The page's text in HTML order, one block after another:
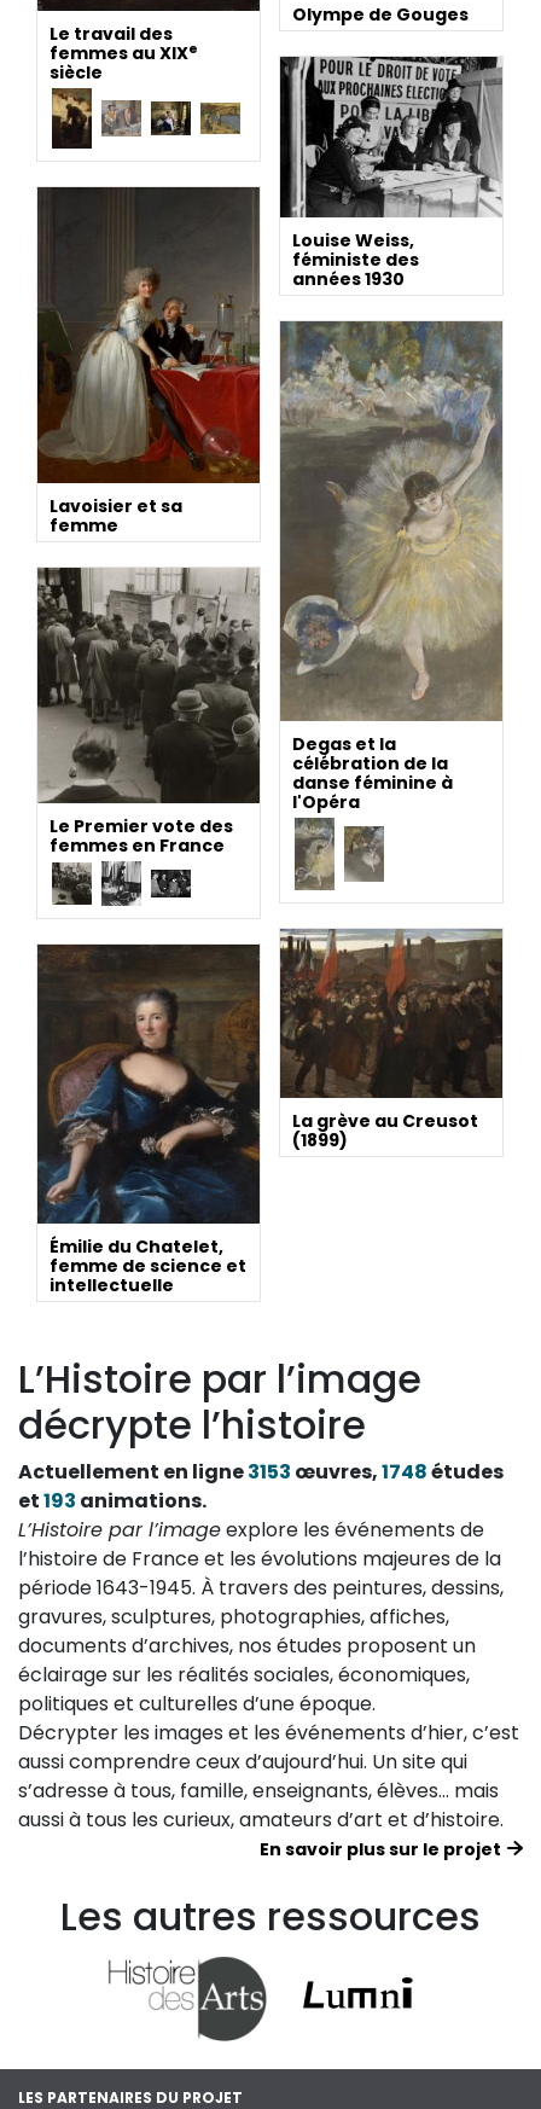
Le travail des
femmes au XIXe
siècle
Olympe de Gouges
Louise Weiss,
féministe des
années 1930
Lavoisier et sa
femme
Degas et la
célébration de la
danse féminine à
l'Opéra
Le Premier vote des
femmes en France
La grève au Creusot
(1899)
Émilie du Chatelet,
femme de science et
intellectuelle
L’Histoire par l’image
décrypte l’histoire
Actuellement en ligne3153 œuvres,1748études
et193 animations.
L’Histoire par l’imageexplore les événements de
l’histoire de France et les évolutions majeures de la
période 1643-1945. À travers des peintures, dessins,
gravures, sculptures, photographies, affiches,
documents d’archives, nos études proposent un
éclairage sur les réalités sociales, économiques,
politiques et culturelles d’une époque.
Décrypter les images et les événements d’hier, c’est
aussi comprendre ceux d’aujourd’hui. Un site qui
s’adresse à tous, famille, enseignants, élèves… mais
aussi à tous les curieux, amateurs d’art et d’histoire.
En savoir plus sur le projet
Les autres ressources
LES PARTENAIRES DU PROJET